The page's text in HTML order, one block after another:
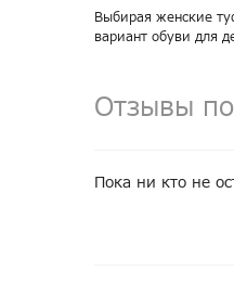
Выбирая женские
вариант обуви для
Отзывы
Пока ни кто не